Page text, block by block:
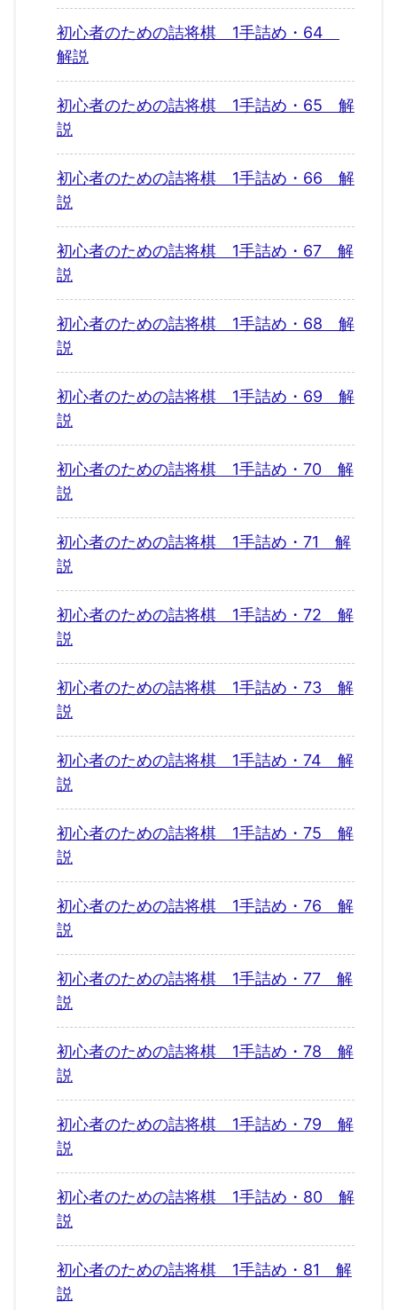
初心者のための詰将棋 1手詰め・64
解説
初心者のための詰将棋 1手詰め・65 解
説
初心者のための詰将棋 1手詰め・66 解
説
初心者のための詰将棋 1手詰め・67 解
説
初心者のための詰将棋 1手詰め・68 解
説
初心者のための詰将棋 1手詰め・69 解
説
初心者のための詰将棋 1手詰め・70 解
説
初心者のための詰将棋 1手詰め・71 解
説
初心者のための詰将棋 1手詰め・72 解
説
初心者のための詰将棋 1手詰め・73 解
説
初心者のための詰将棋 1手詰め・74 解
説
初心者のための詰将棋 1手詰め・75 解
説
初心者のための詰将棋 1手詰め・76 解
説
初心者のための詰将棋 1手詰め・77 解
説
初心者のための詰将棋 1手詰め・78 解
説
初心者のための詰将棋 1手詰め・79 解
説
初心者のための詰将棋 1手詰め・80 解
説
初心者のための詰将棋 1手詰め・81 解
説